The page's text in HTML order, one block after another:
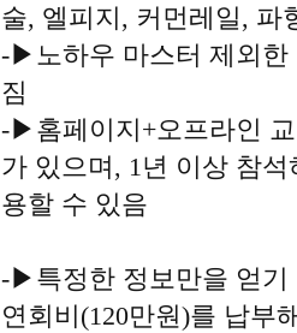
술, 엘피지, 커먼레일, 파
-▶노하우 마스터 제외한
짐
-▶홈페이지+오프라인
가 있으며, 1년 이상 참
용할 수 있음
-▶특정한 정보만을 얻기
연회비(120만원)를 납부